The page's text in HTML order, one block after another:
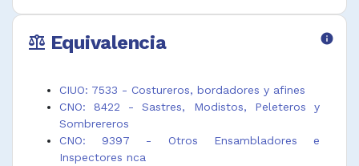
balance Equivalencia info
CIUO: 7533 - Costureros, bordadores y afines
CNO: 8422 - Sastres, Modistos, Peleteros y
Sombrereros
CNO: 9397 - Otros Ensambladores e
Inspectores nca